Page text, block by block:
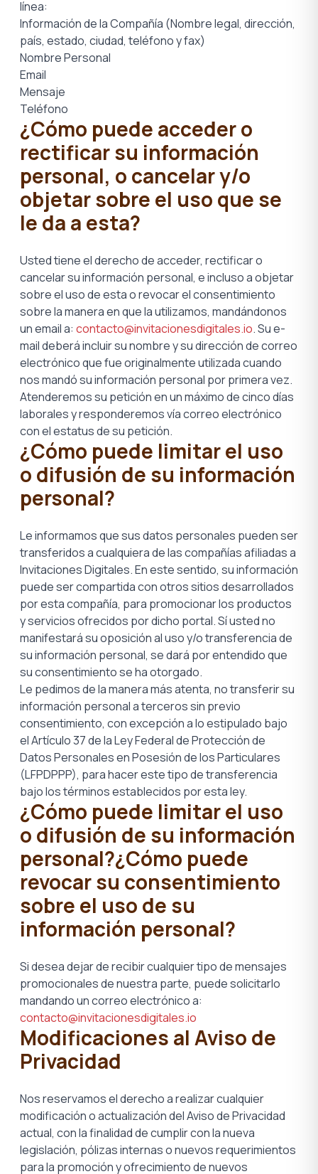
línea:
Información de la Compañía (Nombre legal, dirección,
país, estado, ciudad, teléfono y fax)
Nombre Personal
Email
Mensaje
Teléfono
¿Cómo puede acceder o
rectificar su información
personal, o cancelar y/o
objetar sobre el uso que se
le da a esta?
Usted tiene el derecho de acceder, rectificar o
cancelar su información personal, e incluso a objetar
sobre el uso de esta o revocar el consentimiento
sobre la manera en que la utilizamos, mandándonos
un email a: contacto@invitacionesdigitales.io. Su e-
mail deberá incluir su nombre y su dirección de correo
electrónico que fue originalmente utilizada cuando
nos mandó su información personal por primera vez.
Atenderemos su petición en un máximo de cinco días
laborales y responderemos vía correo electrónico
con el estatus de su petición.
¿Cómo puede limitar el uso
o difusión de su información
personal?
Le informamos que sus datos personales pueden ser
transferidos a cualquiera de las compañías afiliadas a
Invitaciones Digitales. En este sentido, su información
puede ser compartida con otros sitios desarrollados
por esta compañía, para promocionar los productos
y servicios ofrecidos por dicho portal. Sí usted no
manifestará su oposición al uso y/o transferencia de
su información personal, se dará por entendido que
su consentimiento se ha otorgado.
Le pedimos de la manera más atenta, no transferir su
información personal a terceros sin previo
consentimiento, con excepción a lo estipulado bajo
el Artículo 37 de la Ley Federal de Protección de
Datos Personales en Posesión de los Particulares
(LFPDPPP), para hacer este tipo de transferencia
bajo los términos establecidos por esta ley.
¿Cómo puede limitar el uso
o difusión de su información
personal?¿Cómo puede
revocar su consentimiento
sobre el uso de su
información personal?
Si desea dejar de recibir cualquier tipo de mensajes
promocionales de nuestra parte, puede solicitarlo
mandando un correo electrónico a:
contacto@invitacionesdigitales.io
Modificaciones al Aviso de
Privacidad
Nos reservamos el derecho a realizar cualquier
modificación o actualización del Aviso de Privacidad
actual, con la finalidad de cumplir con la nueva
legislación, pólizas internas o nuevos requerimientos
para la promoción y ofrecimiento de nuevos